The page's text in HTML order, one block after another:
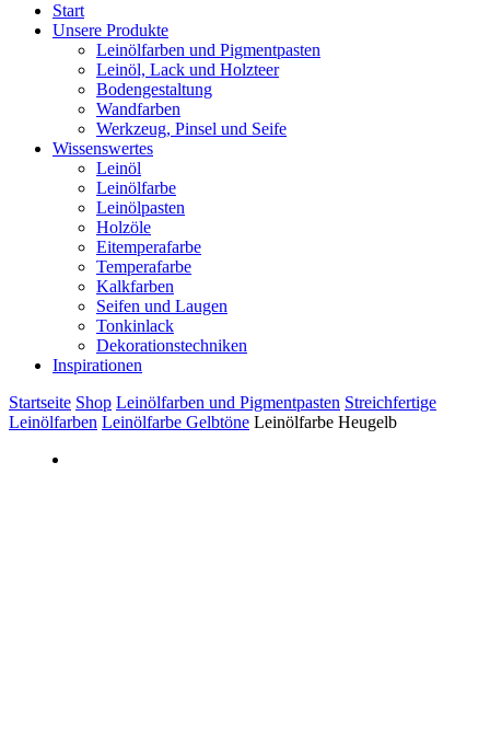
Start
Unsere Produkte
Leinölfarben und Pigmentpasten
Leinöl, Lack und Holzteer
Bodengestaltung
Wandfarben
Werkzeug, Pinsel und Seife
Wissenswertes
Leinöl
Leinölfarbe
Leinölpasten
Holzöle
Eitemperafarbe
Temperafarbe
Kalkfarben
Seifen und Laugen
Tonkinlack
Dekorationstechniken
Inspirationen
Startseite Shop Leinölfarben und Pigmentpasten Streichfertige
Leinölfarben Leinölfarbe Gelbtöne Leinölfarbe Heugelb